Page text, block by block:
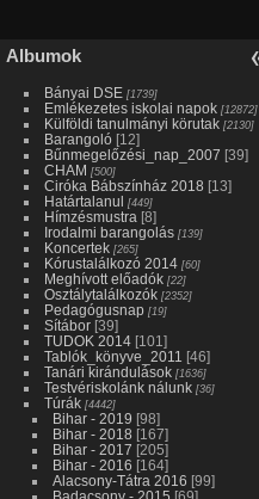
Albumok
Bányai DSE [1739]
Emlékezetes iskolai napok [12872]
Külföldi tanulmányi körutak [2130]
Barangoló [12]
Bűnmegelőzési_nap_2007 [39]
CHAM [500]
Ciróka Bábszínház 2018 [13]
Határtalanul [449]
Hímzésmustra [8]
Irodalmi barangolás [139]
Koncertek [265]
Kórustalálkozó 2014 [60]
Meghívott előadók [22]
Osztálytalálkozók [2352]
Pedagógusnap [19]
Sítábor [39]
TUDOK 2014 [101]
Tablók_könyve_2011 [46]
Tanári kirándulások [1636]
Testvériskolánk nálunk [36]
Túrák [4442]
Bihar - 2019 [98]
Bihar - 2018 [167]
Bihar - 2017 [205]
Bihar - 2016 [164]
Alacsony-Tátra 2016 [99]